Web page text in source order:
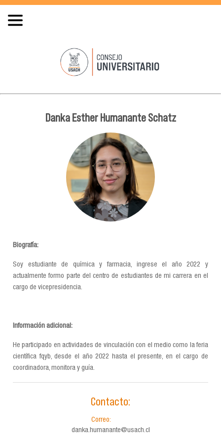
Danka Esther Humanante Schatz
Biografía:
Soy estudiante de química y farmacia, ingrese el año 2022 y
actualmente formo parte del centro de estudiantes de mi carrera en el
cargo de vicepresidencia.
Información adicional:
He participado en actividades de vinculación con el medio como la feria
científica fqyb, desde el año 2022 hasta el presente, en el cargo de
coordinadora, monitora y guía.
Contacto:
Correo:
danka.humanante@usach.cl